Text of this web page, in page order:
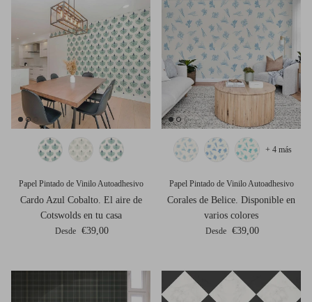
Papel Pintado de Vinilo Autoadhesivo
Cardo Azul Cobalto. El aire de
Cotswolds en tu casa
Precio normal
Desde €39,00
Papel Pintado de Vinilo Autoadhesivo
Corales de Belice. Disponible en
varios colores
Precio normal
Desde €39,00
+ 4 más